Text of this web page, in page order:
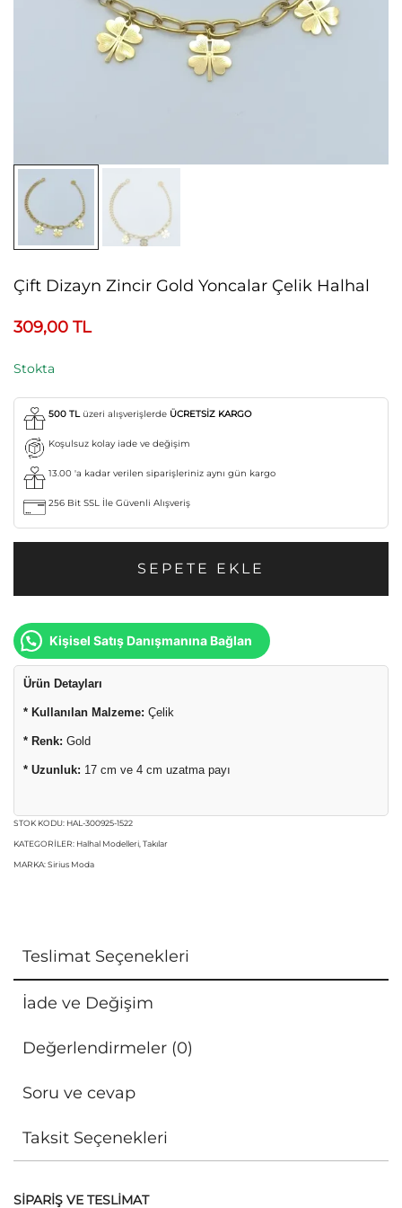
Çift Dizayn Zincir Gold Yoncalar Çelik Halhal
309,00 TL
Stokta
500 TLüzeri alışverişlerde ÜCRETSİZ KARGO
Koşulsuz kolay iade ve değişim
13.00 'a kadar verilen siparişleriniz aynı gün kargo
256 Bit SSL İle Güvenli Alışveriş
SEPETE EKLE
Kişisel Satış Danışmanına Bağlan
Ürün Detayları
* Kullanılan Malzeme: Çelik
* Renk: Gold
* Uzunluk: 17 cm ve 4 cm uzatma payı
STOK KODU: HAL-300925-1522
KATEGORILER: Halhal Modelleri Takılar
MARKA:Sirius Moda
Teslimat Seçenekleri
İade ve Değişim
Değerlendirmeler (0)
Soru ve cevap
Taksit Seçenekleri
SİPARİŞ VE TESLİMAT